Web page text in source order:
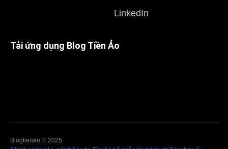
LinkedIn
Tải ứng dụng Blog Tiền Ảo
Blogtienao © 2025